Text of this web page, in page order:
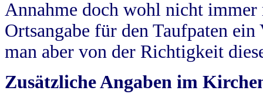
Annahme doch wohl nicht
Ortsangabe für den Taufpaten
man aber von der Richtigkeit
Zusätzliche Angaben im